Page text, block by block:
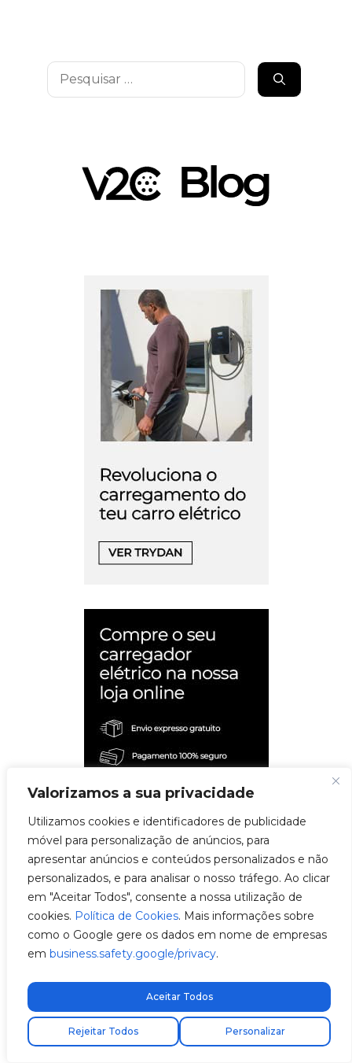
Valorizamos a sua privacidade
Utilizamos cookies e identificadores de publicidade
móvel para personalização de anúncios, para
apresentar anúncios e conteúdos personalizados e não
personalizados, e para analisar o nosso tráfego. Ao clicar
em "Aceitar Todos", consente a nossa utilização de
cookies. Política de Cookies. Mais informações sobre
como o Google gere os dados em nome de empresas
em business.safety.google/privacy.
Personalizar
Rejeitar Todos
Aceitar Todos
Pesquisar
por:
Envio express gratuito!